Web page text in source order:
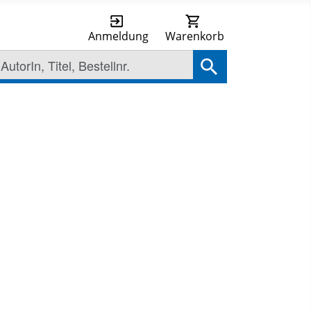
Anmeldung Warenkorb